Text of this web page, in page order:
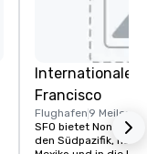
Internationaler
Francisco
Flughafen 9 Meilen
SFO bietet Nonstop-
den Südpazifik, nach